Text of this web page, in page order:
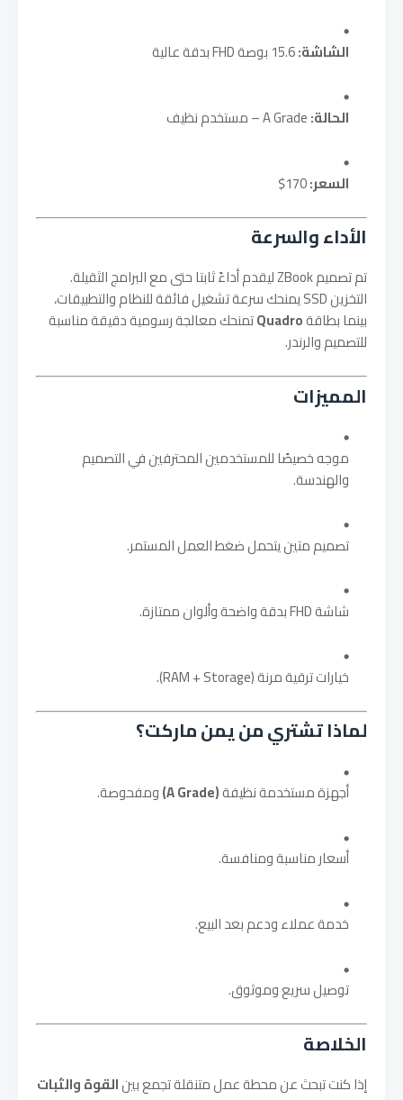
الشاشة:
الحالة:
السعر:
الأداء والسرعة
تم تصميم ZBook ليقدم أداءً ثابتا حتى مع البرامج الثقيلة.
التخزين SSD يمنحك سرعة تشغيل فائقة للنظام والتطبيقات،
بينما بطاقةQuadroتمنحك معالجة رسومية دقيقة مناسبة
للتصميم والرندر.
المميزات
موجه خصيصًا للمستخدمين المحترفين في التصميم
والهندسة.
تصميم متين يتحمل ضغط العمل المستمر.
شاشة FHD بدقة واضحة وألوان ممتازة.
خيارات ترقية مرنة (RAM + Storage).
لماذا تشتري من يمن ماركت؟
أجهزة مستخدمة نظيفة(A Grade) ومفحوصة.
أسعار مناسبة ومنافسة.
خدمة عملاء ودعم بعد البيع.
توصيل سريع وموثوق.
الخلاصة
إذا كنت تبحث عن محطة عمل متنقلة تجمع بينالقوة والثبات